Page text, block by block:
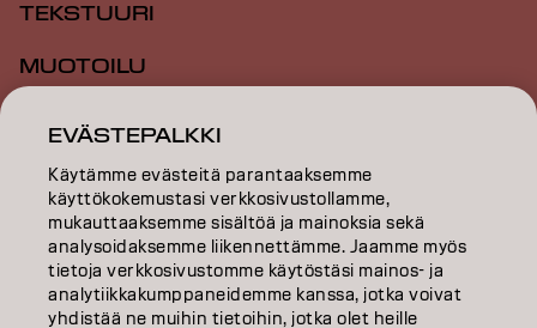
TEKSTUURI
MUOTOILU
INSPIRAATIO
KOULUTUS
TIETOA MEISTÄ
SALON FINDER
EVÄSTEPALKKI
Käytämme evästeitä parantaaksemme
käyttökokemustasi verkkosivustollamme,
mukauttaaksemme sisältöä ja mainoksia sekä
analysoidaksemme liikennettämme. Jaamme myös
tietoja verkkosivustomme käytöstäsi mainos- ja
analytiikkakumppaneidemme kanssa, jotka voivat
yhdistää ne muihin tietoihin, jotka olet heille